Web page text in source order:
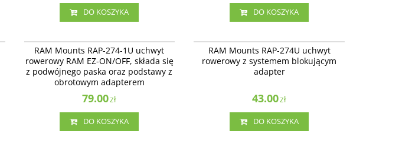
DO KOSZYKA DO KOSZYKA
RAM Mount RAP-274-1U - uchwyt rowerowy
RAM EZ-ON/OFF™, składa się z podwójnego
paska oraz podstawy z obrotowym
adapterem.
RAM Mounts RAP-274-1U uchwyt
rowerowy RAM EZ-ON/OFF, składa się
z podwójnego paska oraz podstawy z
obrotowym adapterem
79.00zł
DO KOSZYKA
RAP-274U - uchwyt rowerowy z systemem
blokującym adapter
RAM Mounts RAP-274U uchwyt
rowerowy z systemem blokującym
adapter
43.00zł
DO KOSZYKA